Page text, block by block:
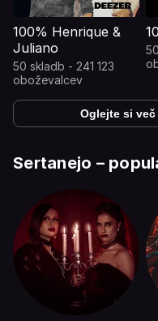
100% Henrique &
Juliano
50 skladb - 241 123
oboževalcev
Oglejte si
Sertanejo –